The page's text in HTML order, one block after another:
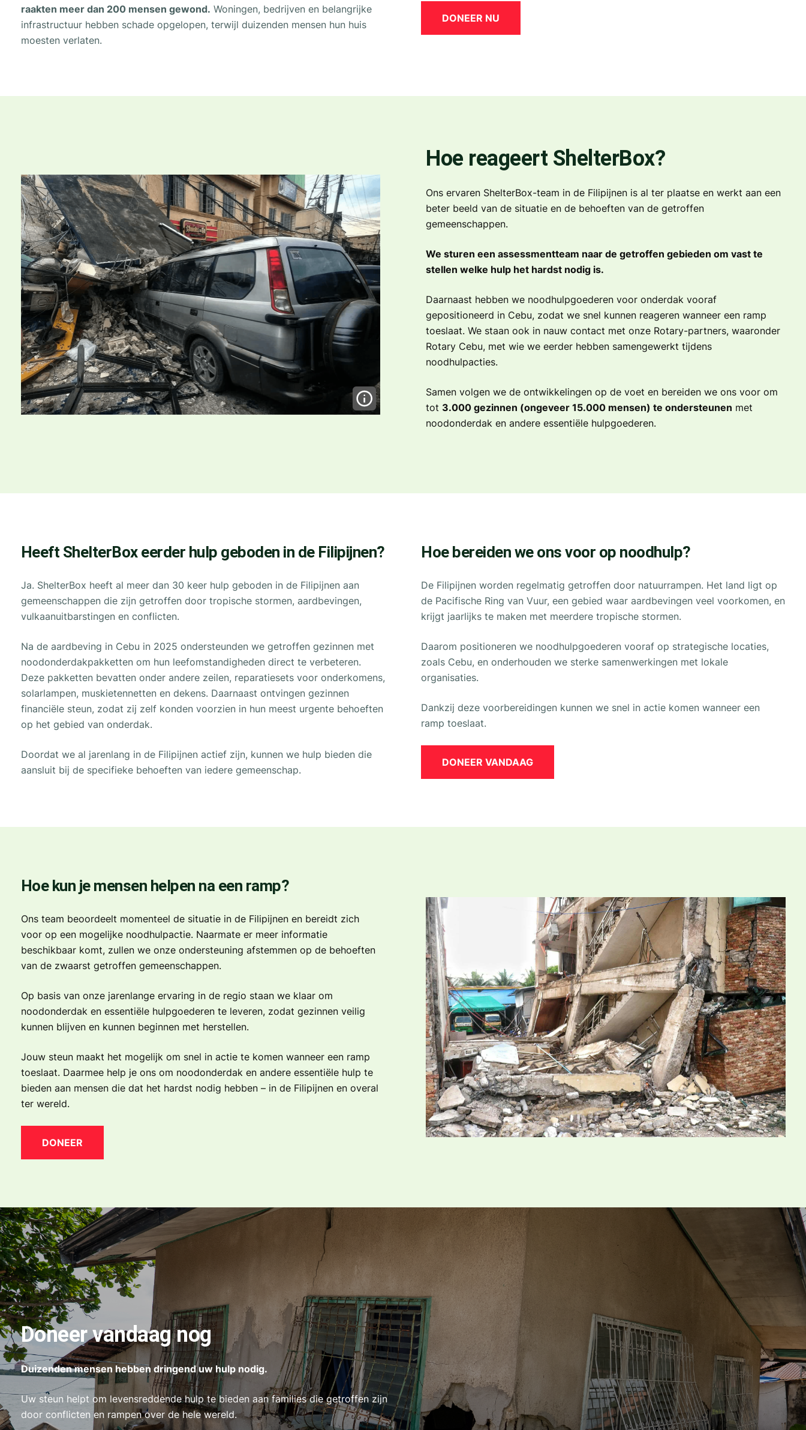
raakten meer dan 200 mensen gewond. Woningen, bedrijven en belangrijke
infrastructuur hebben schade opgelopen, terwijl duizenden mensen hun huis
moesten verlaten.
DONEER NU
Hoe reageert ShelterBox?
Ons ervaren ShelterBox-team in de Filipijnen is al ter plaatse en werkt aan een
beter beeld van de situatie en de behoeften van de getroffen
gemeenschappen.
We sturen een assessmentteam naar de getroffen gebieden om vast te
stellen welke hulp het hardst nodig is.
Daarnaast hebben we noodhulpgoederen voor onderdak vooraf
gepositioneerd in Cebu, zodat we snel kunnen reageren wanneer een ramp
toeslaat. We staan ook in nauw contact met onze Rotary-partners, waaronder
Rotary Cebu, met wie we eerder hebben samengewerkt tijdens
noodhulpacties.
Samen volgen we de ontwikkelingen op de voet en bereiden we ons voor om
tot 3.000 gezinnen (ongeveer 15.000 mensen) te ondersteunen met
noodonderdak en andere essentiële hulpgoederen.
Heeft ShelterBox eerder hulp geboden in de Filipijnen?
Ja. ShelterBox heeft al meer dan 30 keer hulp geboden in de Filipijnen aan
gemeenschappen die zijn getroffen door tropische stormen, aardbevingen,
vulkaanuitbarstingen en conflicten.
Na de aardbeving in Cebu in 2025 ondersteunden we getroffen gezinnen met
noodonderdakpakketten om hun leefomstandigheden direct te verbeteren.
Deze pakketten bevatten onder andere zeilen, reparatiesets voor onderkomens,
solarlampen, muskietennetten en dekens. Daarnaast ontvingen gezinnen
financiële steun, zodat zij zelf konden voorzien in hun meest urgente behoeften
op het gebied van onderdak.
Doordat we al jarenlang in de Filipijnen actief zijn, kunnen we hulp bieden die
aansluit bij de specifieke behoeften van iedere gemeenschap.
Hoe bereiden we ons voor op noodhulp?
De Filipijnen worden regelmatig getroffen door natuurrampen. Het land ligt op
de Pacifische Ring van Vuur, een gebied waar aardbevingen veel voorkomen, en
krijgt jaarlijks te maken met meerdere tropische stormen.
Daarom positioneren we noodhulpgoederen vooraf op strategische locaties,
zoals Cebu, en onderhouden we sterke samenwerkingen met lokale
organisaties.
Dankzij deze voorbereidingen kunnen we snel in actie komen wanneer een
ramp toeslaat.
DONEER VANDAAG
Hoe kun je mensen helpen na een ramp?
Ons team beoordeelt momenteel de situatie in de Filipijnen en bereidt zich
voor op een mogelijke noodhulpactie. Naarmate er meer informatie
beschikbaar komt, zullen we onze ondersteuning afstemmen op de behoeften
van de zwaarst getroffen gemeenschappen.
Op basis van onze jarenlange ervaring in de regio staan we klaar om
noodonderdak en essentiële hulpgoederen te leveren, zodat gezinnen veilig
kunnen blijven en kunnen beginnen met herstellen.
Jouw steun maakt het mogelijk om snel in actie te komen wanneer een ramp
toeslaat. Daarmee help je ons om noodonderdak en andere essentiële hulp te
bieden aan mensen die dat het hardst nodig hebben – in de Filipijnen en overal
ter wereld.
DONEER
Doneer vandaag nog
Duizenden mensen hebben dringend uw hulp nodig.
Uw steun helpt om levensreddende hulp te bieden aan families die getroffen zijn
door conflicten en rampen over de hele wereld.